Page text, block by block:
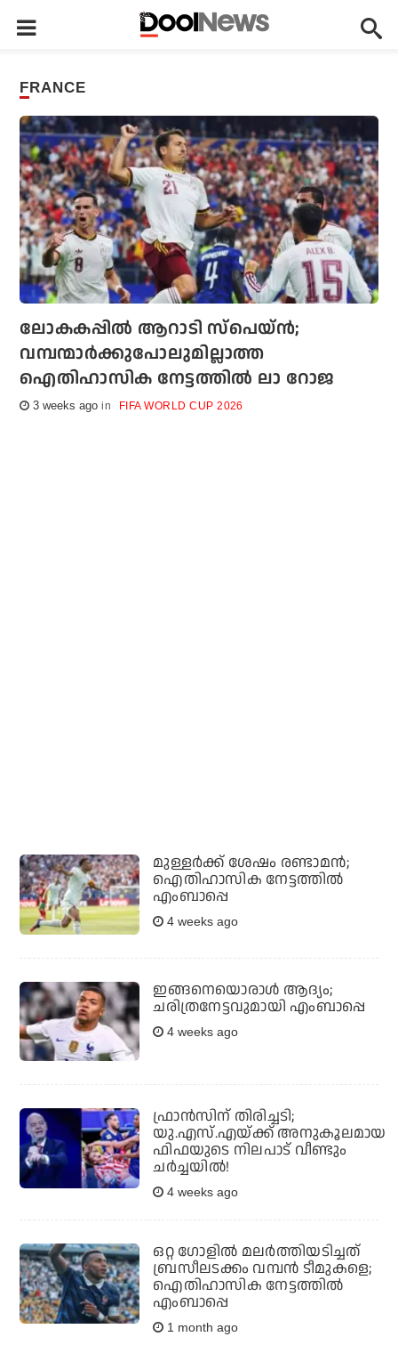
FRANCE
ലോകകപ്പില്‍ ആറാടി സ്‌പെയ്ന്‍;
വമ്പന്മാര്‍ക്കുപോലുമില്ലാത്ത
ഐതിഹാസിക നേട്ടത്തില്‍ ലാ റോജ
3 weeks ago FIFA WORLD CUP 2026
മുള്ളര്‍ക്ക് ശേഷം രണ്ടാമന്‍;
ഐതിഹാസിക നേട്ടത്തില്‍
എംബാപ്പെ
4 weeks ago
ഇങ്ങനെയൊരാള്‍ ആദ്യം;
ചരിത്രനേട്ടവുമായി എംബാപ്പെ
4 weeks ago
ഫ്രാന്‍സിന് തിരിച്ചടി;
യു.എസ്.എയ്ക്ക് അനുകൂലമായ
ഫിഫയുടെ നിലപാട് വീണ്ടും
ചര്‍ച്ചയില്‍!
4 weeks ago
ഒറ്റ ഗോളില്‍ മലര്‍ത്തിയടിച്ചത്
ബ്രസീലടക്കം വമ്പന്‍ ടീമുകളെ;
ഐതിഹാസിക നേട്ടത്തില്‍
എംബാപ്പെ
1 month ago